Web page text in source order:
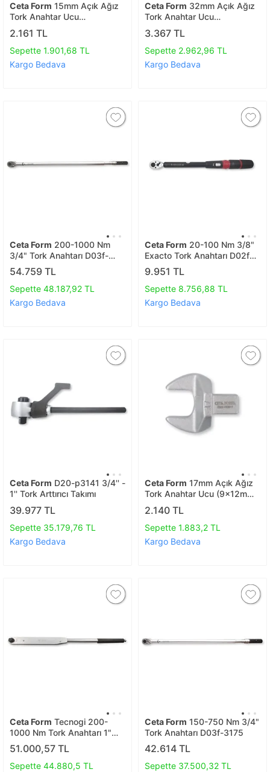
Ceta Form 15mm Açık Ağız
Tork Anahtar Ucu
(14x18mm) D02e-oe1415
2.161 TL
Sepette 1.901,68 TL
Kargo Bedava
Ceta Form 32mm Açık Ağız
Tork Anahtar Ucu
(14x18mm) D02e-oe1432
3.367 TL
Sepette 2.962,96 TL
Kargo Bedava
Ceta Form 200-1000 Nm
3/4" Tork Anahtarı D03f-
3110
54.759 TL
Sepette 48.187,92 TL
Kargo Bedava
Ceta Form 20-100 Nm 3/8"
Exacto Tork Anahtarı D02f2-
1110
9.951 TL
Sepette 8.756,88 TL
Kargo Bedava
Ceta Form D20-p3141 3/4'' -
1'' Tork Arttırıcı Takımı
39.977 TL
Sepette 35.179,76 TL
Kargo Bedava
Ceta Form 17mm Açık Ağız
Tork Anahtar Ucu (9x12mm)
D02e-oe0917
2.140 TL
Sepette 1.883,2 TL
Kargo Bedava
Ceta Form Tecnogi 200-
1000 Nm Tork Anahtarı 1"
(1100)
51.000,57 TL
Sepette 44.880,5 TL
Ceta Form 150-750 Nm 3/4"
Tork Anahtarı D03f-3175
42.614 TL
Sepette 37.500,32 TL